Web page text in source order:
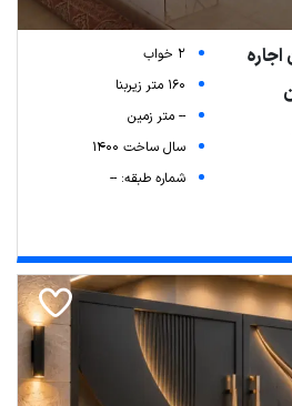
2 خواب
160 متر زیربنا
-- متر زمین
سال ساخت 1400
شماره طبقه: --